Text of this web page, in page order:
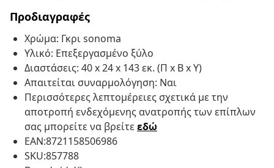
Προδιαγραφές
Χρώμα: Γκρι sonoma
Υλικό: Επεξεργασμένο ξύλο
Διαστάσεις: 40 x 24 x 143 εκ. (Π x Β x Υ)
Απαιτείται συναρμολόγηση: Ναι
Περισσότερες λεπτομέρειες σχετικά με την
αποτροπή ενδεχόμενης ανατροπής των επίπλων
σας μπορείτε να βρείτεεδώ
EAN:8721158506986
SKU:857788